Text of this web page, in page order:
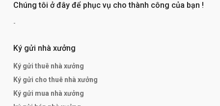
Chúng tôi ở đây để phục vụ cho thành công của bạn !
-
Ký gửi nhà xưởng
Ký gửi thuê nhà xưởng
Ký gửi cho thuê nhà xưởng
Ký gửi mua nhà xưởng